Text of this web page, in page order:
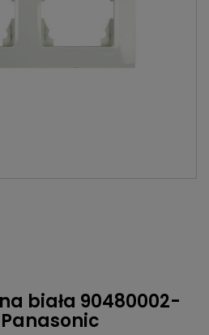
biała 90480002-